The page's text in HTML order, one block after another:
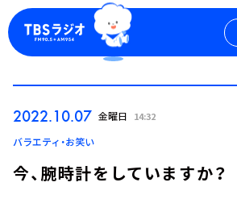
ログイン
2022.10.07 金曜日 14:32
バラエティ・お笑い
今、腕時計をしていますか？